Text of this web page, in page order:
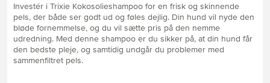
Investér i Trixie Kokosolieshampoo for en frisk og skinnende
pels, der både ser godt ud og føles dejlig. Din hund vil nyde den
bløde fornemmelse, og du vil sætte pris på den nemme
udredning. Med denne shampoo er du sikker på, at din hund får
den bedste pleje, og samtidig undgår du problemer med
sammenfiltret pels.